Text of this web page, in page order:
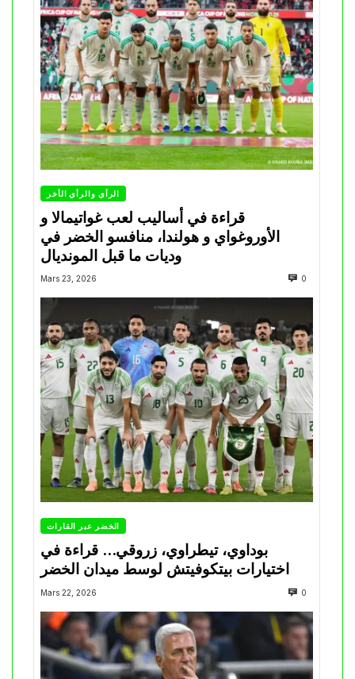
الرأي والرأي الأخر
قراءة في أساليب لعب غواتيمالا و
الأوروغواي و هولندا، منافسو الخضر في
وديات ما قبل المونديال
Mars 23, 2026 0
الخضر عبر القارات
بوداوي، تيطراوي، زروقي… قراءة في
اختيارات بيتكوفيتش لوسط ميدان الخضر
Mars 22, 2026 0